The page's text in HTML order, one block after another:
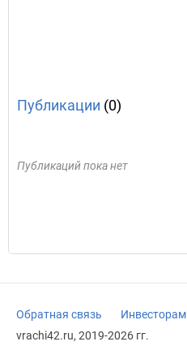
Публикации (0)
Публикаций пока нет
Обратная связь Инвесторам
vrachi42.ru, 2019-2026 гг.